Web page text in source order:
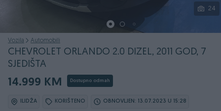
24
Vozila Automobili
CHEVROLET ORLANDO 2.0 DIZEL, 2011 GOD, 7
SJEDIŠTA
14.999 KM Dostupno odmah
ILIDŽA KORIŠTENO OBNOVLJEN: 13.07.2023 U 15:28